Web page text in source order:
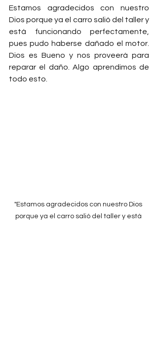
Estamos agradecidos con nuestro
Dios porque ya el carro salió del taller y
está funcionando perfectamente,
pues pudo haberse dañado el motor.
Dios es Bueno y nos proveerá para
reparar el daño. Algo aprendimos de
todo esto.
"Estamos agradecidos con nuestro Dios
porque ya el carro salió del taller y está